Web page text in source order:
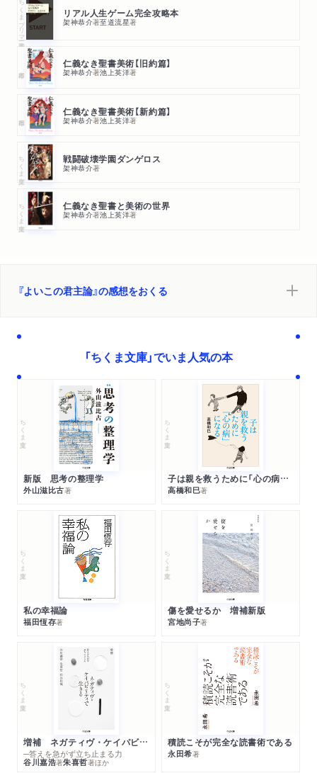
ちくまプリマー新書 リアル人生ゲーム完全攻略本
架神恭介著至道流星著
仁義なき聖書美術【旧約篇】
架神恭介著池上英洋著
仁義なき聖書美術【新約篇】
架神恭介著池上英洋著
ちくま文庫 戦闘破壊学園ダンゲロス
架神恭介著
ちくま文庫 仁義なき聖書と美術の世界
架神恭介著池上英洋著
『よいこの君主論』の感想をおくる
「ちくま文庫」でいま人気の本
ちくま文庫
新版 思考の整理学
外山滋比古著
ちくま文庫
子は親を救うために「心の病」になる
高橋和巳著
ちくま文庫
私の幸福論
福田恆存著
ちくま文庫
傷を愛せるか 増補新版
宮地尚子著
ちくま文庫
増補 ネガティヴ・ケイパビリティで生きる
─答えを急がず立ち止まる力
谷川嘉浩著朱喜哲著ほか
ちくま文庫
積読こそが完全な読書術である
永田希著